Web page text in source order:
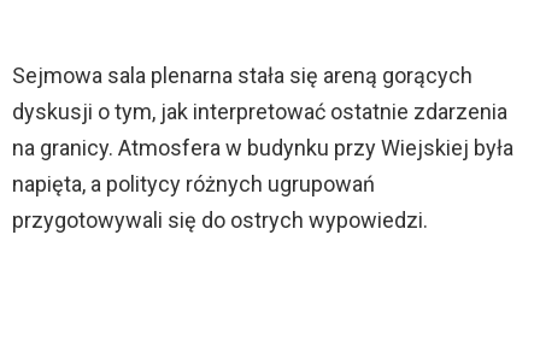
Sejmowa sala plenarna stała się areną gorących
dyskusji o tym, jak interpretować ostatnie zdarzenia
na granicy. Atmosfera w budynku przy Wiejskiej była
napięta, a politycy różnych ugrupowań
przygotowywali się do ostrych wypowiedzi.